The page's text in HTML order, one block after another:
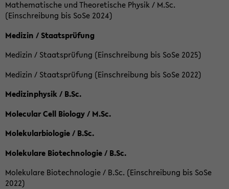
Mathematische und Theoretische Physik / M.Sc.
(Einschreibung bis SoSe 2024)
Medizin / Staatsprüfung
Medizin / Staatsprüfung (Einschreibung bis SoSe 2025)
Medizin / Staatsprüfung (Einschreibung bis SoSe 2022)
Medizinphysik / B.Sc.
Molecular Cell Biology / M.Sc.
Molekularbiologie / B.Sc.
Molekulare Biotechnologie / B.Sc.
Molekulare Biotechnologie / B.Sc. (Einschreibung bis SoSe
2022)